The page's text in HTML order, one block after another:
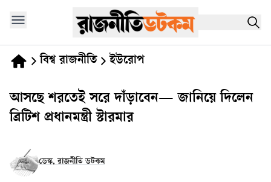
বিশ্ব রাজনীতি ইউরোপ
আসছে শরতেই সরে দাঁড়াবেন— জানিয়ে দিলেন
ব্রিটিশ প্রধানমন্ত্রী স্টারমার
ডেস্ক, রাজনীতি ডটকম